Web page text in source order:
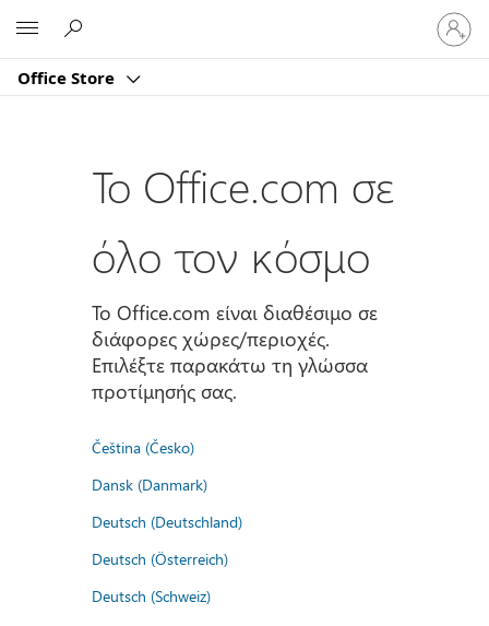
Office Store
Είσοδος
στον
Το Office.com σε
όλο τον κόσμο
Το Office.com είναι διαθέσιμο σε
διάφορες χώρες/περιοχές.
Επιλέξτε παρακάτω τη γλώσσα
προτίμησής σας.
Čeština (Česko)
Dansk (Danmark)
Deutsch (Deutschland)
Deutsch (Österreich)
Deutsch (Schweiz)